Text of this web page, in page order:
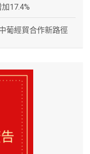
17.4%
葡經貿合作新路徑